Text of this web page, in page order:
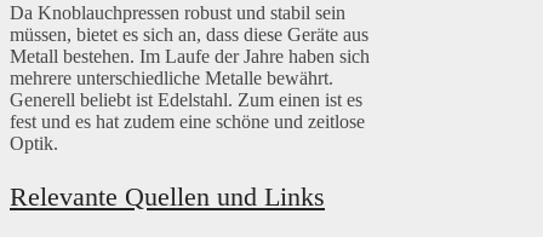
Da Knoblauchpressen robust und stabil sein
müssen, bietet es sich an, dass diese Geräte aus
Metall bestehen. Im Laufe der Jahre haben sich
mehrere unterschiedliche Metalle bewährt.
Generell beliebt ist Edelstahl. Zum einen ist es
fest und es hat zudem eine schöne und zeitlose
Optik.
Relevante Quellen und Links